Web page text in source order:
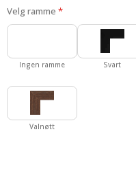
Velg ramme
Ingen ramme Svart
Valnøtt